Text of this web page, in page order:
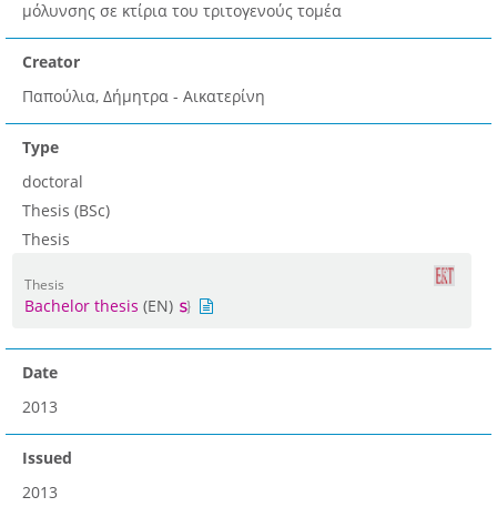
μόλυνσης σε κτίρια του τριτογενούς τομέα
Creator
Παπούλια, Δήμητρα - Αικατερίνη
Type
doctoral
Thesis (BSc)
Thesis
Thesis
Bachelor thesis (EN)
Date
2013
Issued
2013